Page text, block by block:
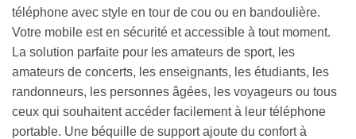
téléphone avec style en tour de cou ou en bandoulière.
Votre mobile est en sécurité et accessible à tout moment.
La solution parfaite pour les amateurs de sport, les
amateurs de concerts, les enseignants, les étudiants, les
randonneurs, les personnes âgées, les voyageurs ou tous
ceux qui souhaitent accéder facilement à leur téléphone
portable. Une béquille de support ajoute du confort à